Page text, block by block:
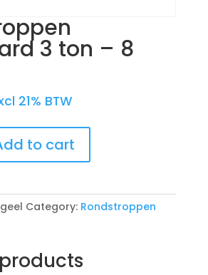
3 ton – 8
21% BTW
to cart
Category: Rondstroppen